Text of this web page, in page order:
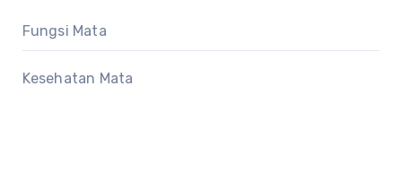
Fungsi Mata
Kesehatan Mata